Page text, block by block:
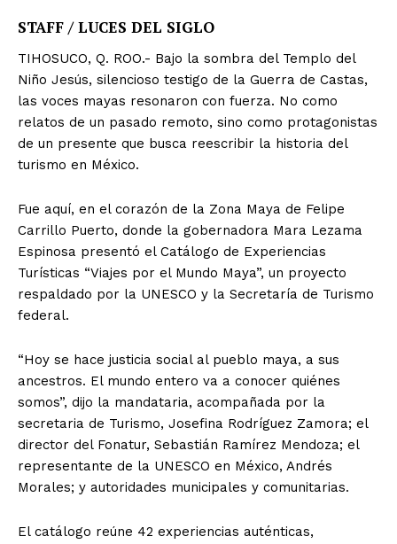
STAFF / LUCES DEL SIGLO
TIHOSUCO, Q. ROO.- Bajo la sombra del Templo del
Niño Jesús, silencioso testigo de la Guerra de Castas,
las voces mayas resonaron con fuerza. No como
relatos de un pasado remoto, sino como protagonistas
de un presente que busca reescribir la historia del
turismo en México.
Fue aquí, en el corazón de la Zona Maya de Felipe
Carrillo Puerto, donde la gobernadora Mara Lezama
Espinosa presentó el Catálogo de Experiencias
Turísticas “Viajes por el Mundo Maya”, un proyecto
respaldado por la UNESCO y la Secretaría de Turismo
federal.
“Hoy se hace justicia social al pueblo maya, a sus
ancestros. El mundo entero va a conocer quiénes
somos”, dijo la mandataria, acompañada por la
secretaria de Turismo, Josefina Rodríguez Zamora; el
director del Fonatur, Sebastián Ramírez Mendoza; el
representante de la UNESCO en México, Andrés
Morales; y autoridades municipales y comunitarias.
El catálogo reúne 42 experiencias auténticas,